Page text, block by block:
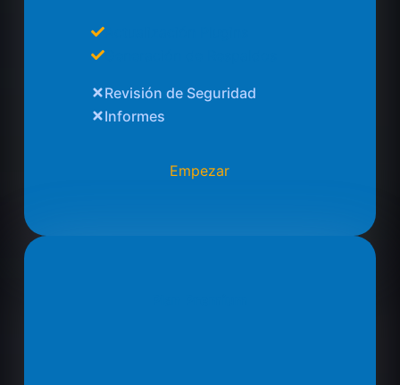
Revisión de Seguridad
Informes
Empezar